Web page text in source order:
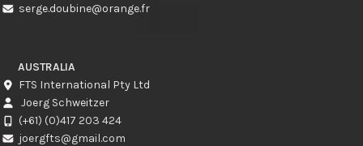
serge.doubine@orange.fr
AUSTRALIA
FTS International Pty Ltd
Joerg Schweitzer
(+61) (0)417 203 424
joergfts@gmail.com